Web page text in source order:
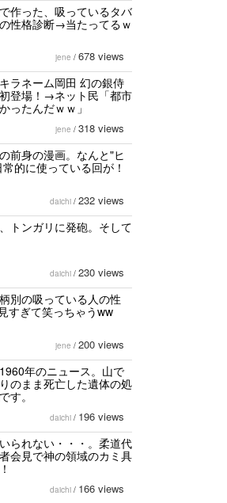
作った、吸っているタバ
性格診断→当たってるｗ
jene / 678 views
ラネーム岡田 幻の銀侍
登場！→ネット民「都市
ったんだｗｗ」
jene / 318 views
前身の漫画。なんと"ヒ
的に使っている回が！
daichi / 232 views
トンガリに発砲。そして
daichi / 230 views
別の吸っている人の性
すぎて笑っちゃうww
jene / 200 views
年のニュース。山で
のまま死亡した遺体の処
す。
daichi / 196 views
られない・・・。柔道代
会見で神の領域のカミ具
daichi / 166 views